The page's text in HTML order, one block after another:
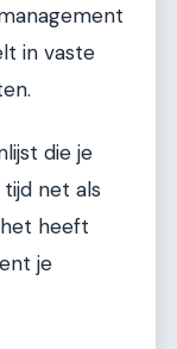
in vaste
die je
net als
heeft
je